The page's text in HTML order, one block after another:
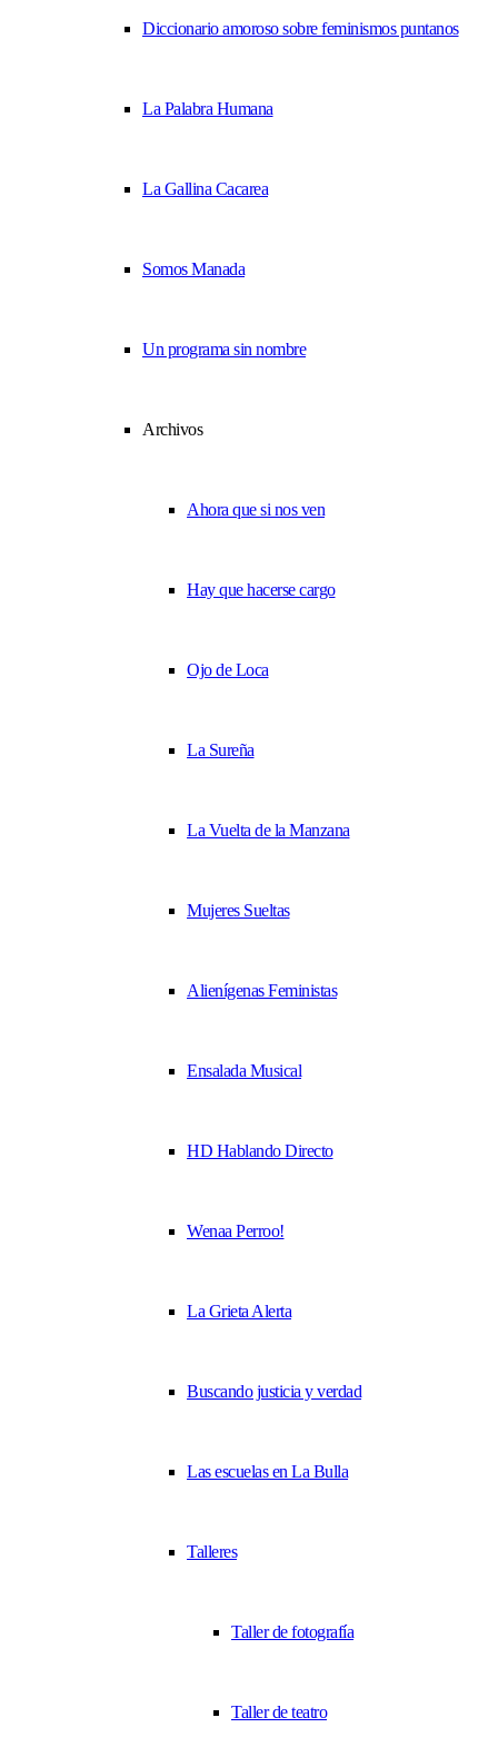
Diccionario amoroso sobre feminismos puntanos
La Palabra Humana
La Gallina Cacarea
Somos Manada
Un programa sin nombre
Archivos
Ahora que si nos ven
Hay que hacerse cargo
Ojo de Loca
La Sureña
La Vuelta de la Manzana
Mujeres Sueltas
Alienígenas Feministas
Ensalada Musical
HD Hablando Directo
Wenaa Perroo!
La Grieta Alerta
Buscando justicia y verdad
Las escuelas en La Bulla
Talleres
Taller de fotografía
Taller de teatro